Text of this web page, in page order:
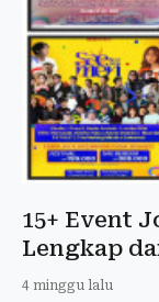
15+ Event
Lengkap
4 minggu lalu